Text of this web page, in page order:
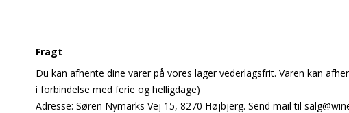
Fragt
Du kan afhente dine varer på vores lager vederlagsfrit. Varen kan
i forbindelse med ferie og helligdage)
Adresse: Søren Nymarks Vej 15, 8270 Højbjerg. Send mail til